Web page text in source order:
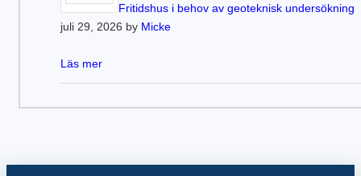
Fritidshus i behov av geoteknisk undersökning
juli 29, 2026 by Micke
Läs mer